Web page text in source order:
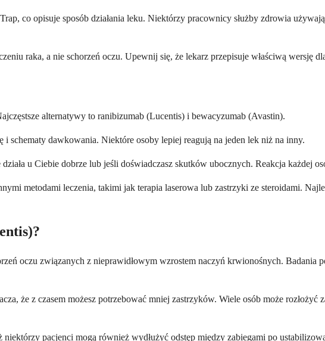
co opisuje sposób działania leku. Niektórzy pracownicy służby zdrowia
raka, a nie schorzeń oczu. Upewnij się, że lekarz przepisuje właściwą wersję
alternatywy to ranibizumab (Lucentis) i bewacyzumab (Avastin).
dawkowania. Niektóre osoby lepiej reagują na jeden lek niż na inny.
u Ciebie dobrze lub jeśli doświadczasz skutków ubocznych. Reakcja każdej
metodami leczenia, takimi jak terapia laserowa lub zastrzyki ze steroidami.
oczu związanych z nieprawidłowym wzrostem naczyń krwionośnych. Badania
że z czasem możesz potrzebować mniej zastrzyków. Wiele osób może
pacjenci mogą również wydłużyć odstęp między zabiegami po